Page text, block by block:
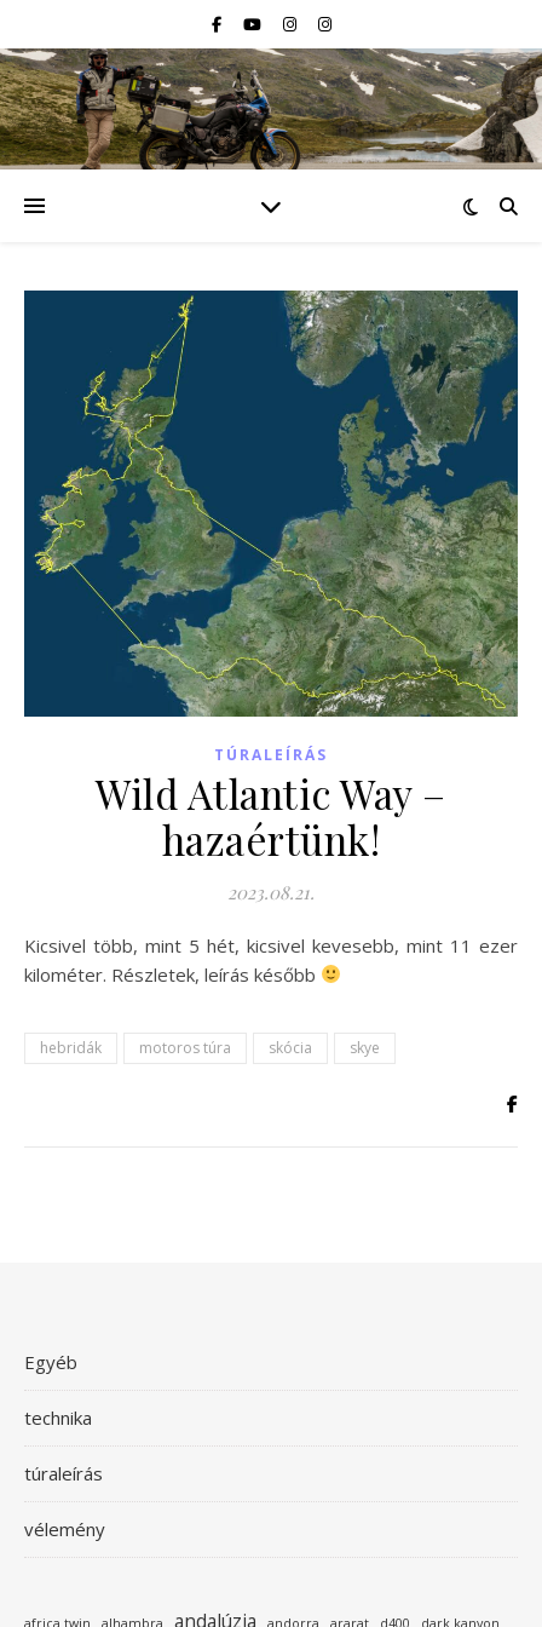
TÚRALEÍRÁS
Wild Atlantic Way –
hazaértünk!
2023.08.21.
Kicsivel több, mint 5 hét, kicsivel kevesebb, mint 11 ezer
kilométer. Részletek, leírás később
hebridák motoros túra skócia skye
Egyéb
technika
túraleírás
vélemény
africa twin alhambra andalúzia andorra ararat d400 dark kanyon